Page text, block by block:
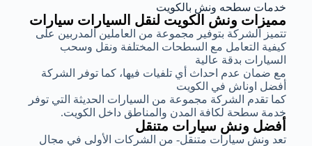
خدمات سطحه ونش بالكويت
مميزات ونش الكويت لنقل السيارات سيارات
تتميز الشركة بتوفير مجموعة من العاملين المدربين على
كيفية التعامل مع السطحات المختلفة ونقل وسحب
السيارات بدقة عالية
مع ضمان عدم احداث أي تلفيات فيها، كما توفر الشركة
أفضل اوناش في الكويت
كما تقدم الشركة مجموعة من السيارات الحديثة التي توفر
خدمة سطحة لكافة المدن والمناطق داخل الكويت.
أفضل ونش سيارات متنقل
تعد ونش سيارات متنقل- من الشركات الأولى في مجال